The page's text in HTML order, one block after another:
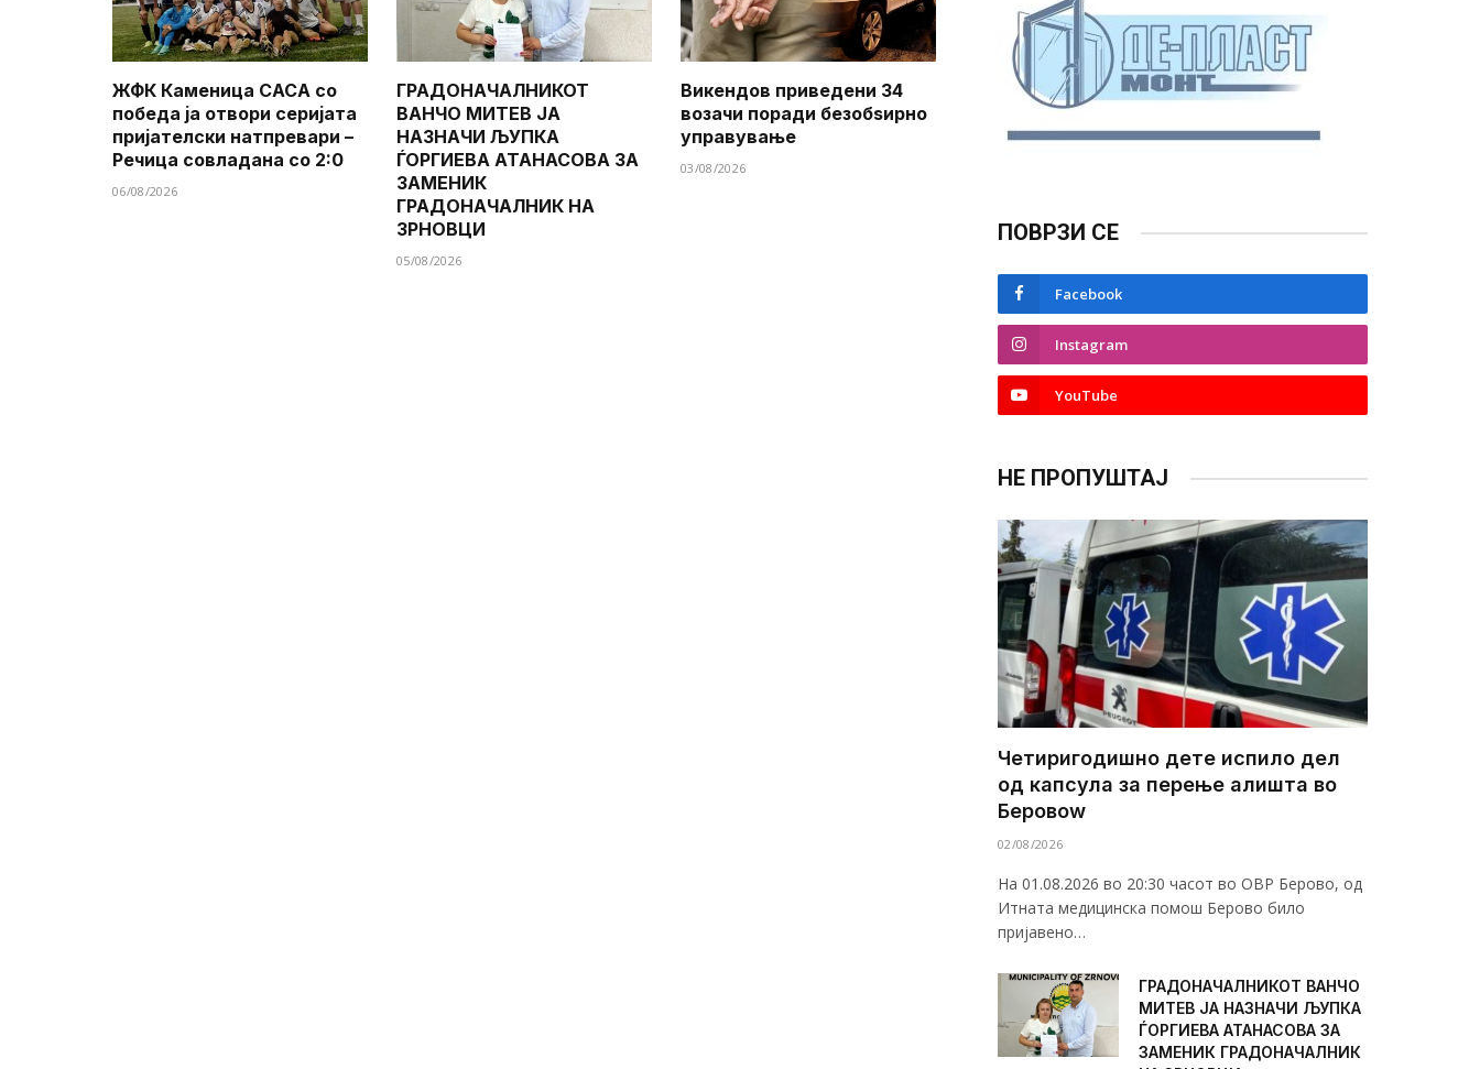
ЖФК Каменица САСА со
победа ја отвори серијата
пријателски натпревари –
Речица совладана со 2:0
06/08/2026
ГРАДОНАЧАЛНИКОТ
ВАНЧО МИТЕВ ЈА
НАЗНАЧИ ЉУПКА
ЃОРГИЕВА АТАНАСОВА ЗА
ЗАМЕНИК
ГРАДОНАЧАЛНИК НА
ЗРНОВЦИ
05/08/2026
Викендов приведени 34
возачи поради безобѕирно
управување
03/08/2026
ПОВРЗИ СЕ
Facebook
Instagram
YouTube
НЕ ПРОПУШТАЈ
Четиригодишно дете испило дел
од капсула за перење алишта во
Беровоw
02/08/2026
На 01.08.2026 во 20:30 часот во ОВР Берово, од
Итната медицинска помош Берово било
пријавено…
ГРАДОНАЧАЛНИКОТ ВАНЧО
МИТЕВ ЈА НАЗНАЧИ ЉУПКА
ЃОРГИЕВА АТАНАСОВА ЗА
ЗАМЕНИК ГРАДОНАЧАЛНИК